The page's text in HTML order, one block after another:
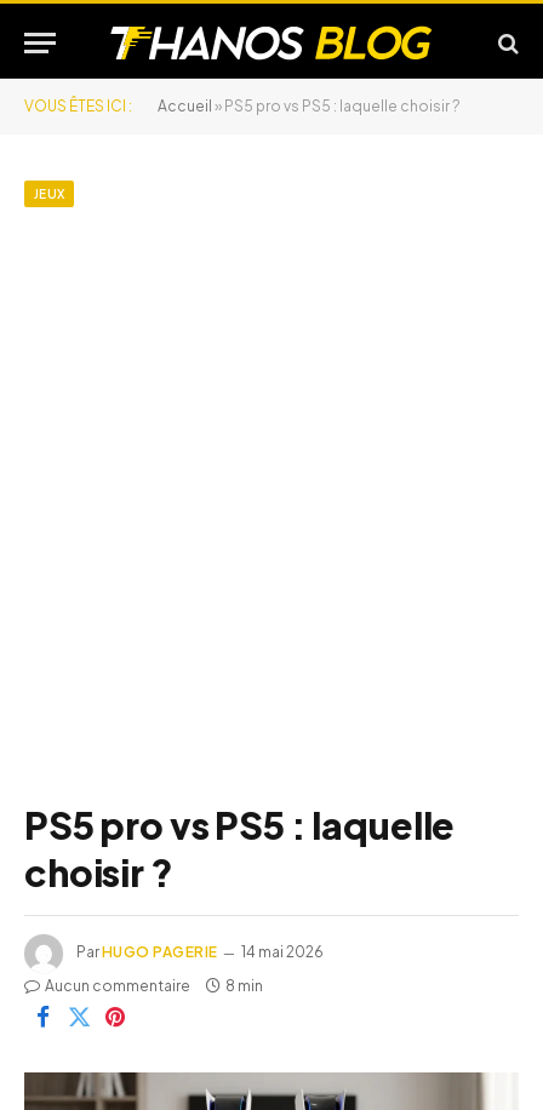
VOUS ÊTES ICI : Accueil » PS5 pro vs PS5 : laquelle choisir ?
JEUX
PS5 pro vs PS5 : laquelle
choisir ?
ParHUGO PAGERIE
14 mai 2026
Aucun commentaire
8 min